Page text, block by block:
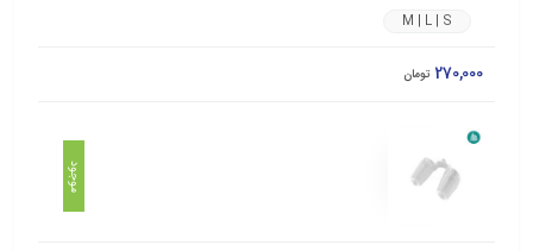
M | L | S
270,000 تومان
موجود